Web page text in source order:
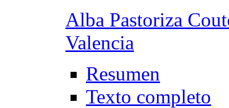
Alba Pastoriza
Valencia
Resumen
Texto completo